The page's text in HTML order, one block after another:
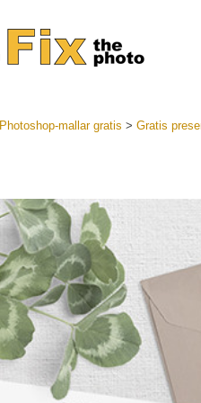
Best
Mobila
Photoshop-mallar gratis > Gratis